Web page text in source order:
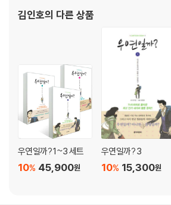
김인호의 다른 상품
우연일까? 1~3 세트
45,900원
10%
우연일까? 3
15,300원
10%